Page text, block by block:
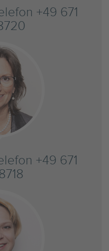
+49 671
+49 671